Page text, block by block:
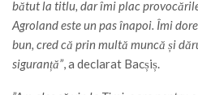
bătut la titlu, dar îmi plac
Agroland este un pas înapoi. Îmi
bun, cred că prin multă muncă și
siguranță”, a declarat Bacșiș.